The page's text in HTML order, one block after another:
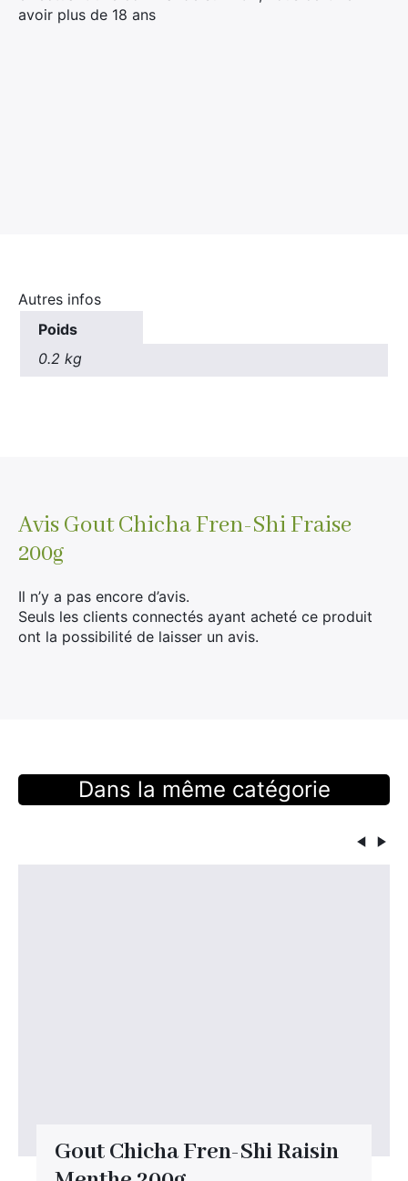
avoir plus de 18 ans
Autres infos
Poids
0.2 kg
AvisGout Chicha Fren-Shi Fraise
200g
Il n’y a pas encore d’avis.
Seuls les clients connectés ayant acheté ce produit
ont la possibilité de laisser un avis.
Dans la même catégorie
Gout Chicha Fren-Shi Raisin